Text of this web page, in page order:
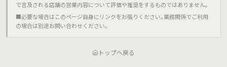
で言及される店舗の営業内容について評価や推奨をするものではありません｡
■必要な場合はこのページ自身にリンクをお張りください｡業務関係でご利用
の場合は別途お問い合わせください｡
トップへ戻る